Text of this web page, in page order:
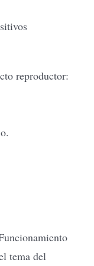
reproductor:
tema del